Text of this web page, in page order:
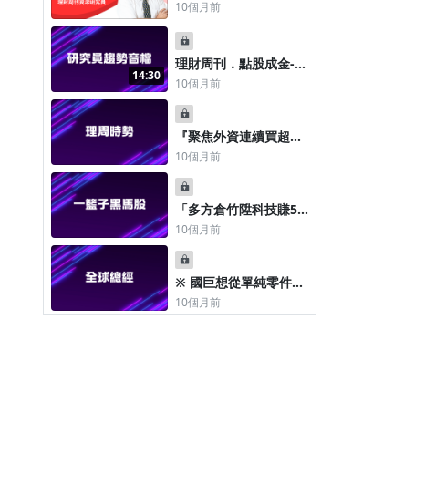
10個月前
14:30
理財周刊．點股成金----
-工業電腦(IPC)股----
10個月前
『聚焦外資連續買超
股』 2025.09.21
10個月前
「多方倉竹陞科技賺52
元 空方倉聯詠獲利10
10個月前
※ 國巨想從單純零件廠
升級為模組化的系統整
合商
10個月前